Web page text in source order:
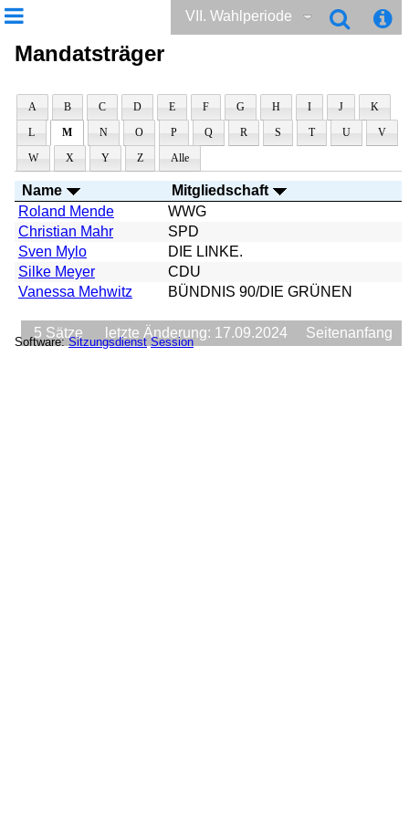
VII. Wahlperiode
Mandatsträger
A B C D E F G H I J
K
L
M N O P Q R S T U
V
W
X Y Z Alle
Name
Mitgliedschaft
Roland Mende
WWG
Christian Mahr
SPD
Sven Mylo
DIE LINKE.
Silke Meyer
CDU
Vanessa Mehwitz
BÜNDNIS 90/DIE GRÜNEN
5 Sätze letzte Änderung: 17.09.2024 Seitenanfang
Software:Sitzungsdienst Session